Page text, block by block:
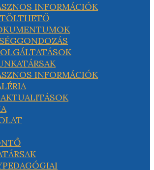
INFORMÁCIÓK
INFORMÁCIÓK